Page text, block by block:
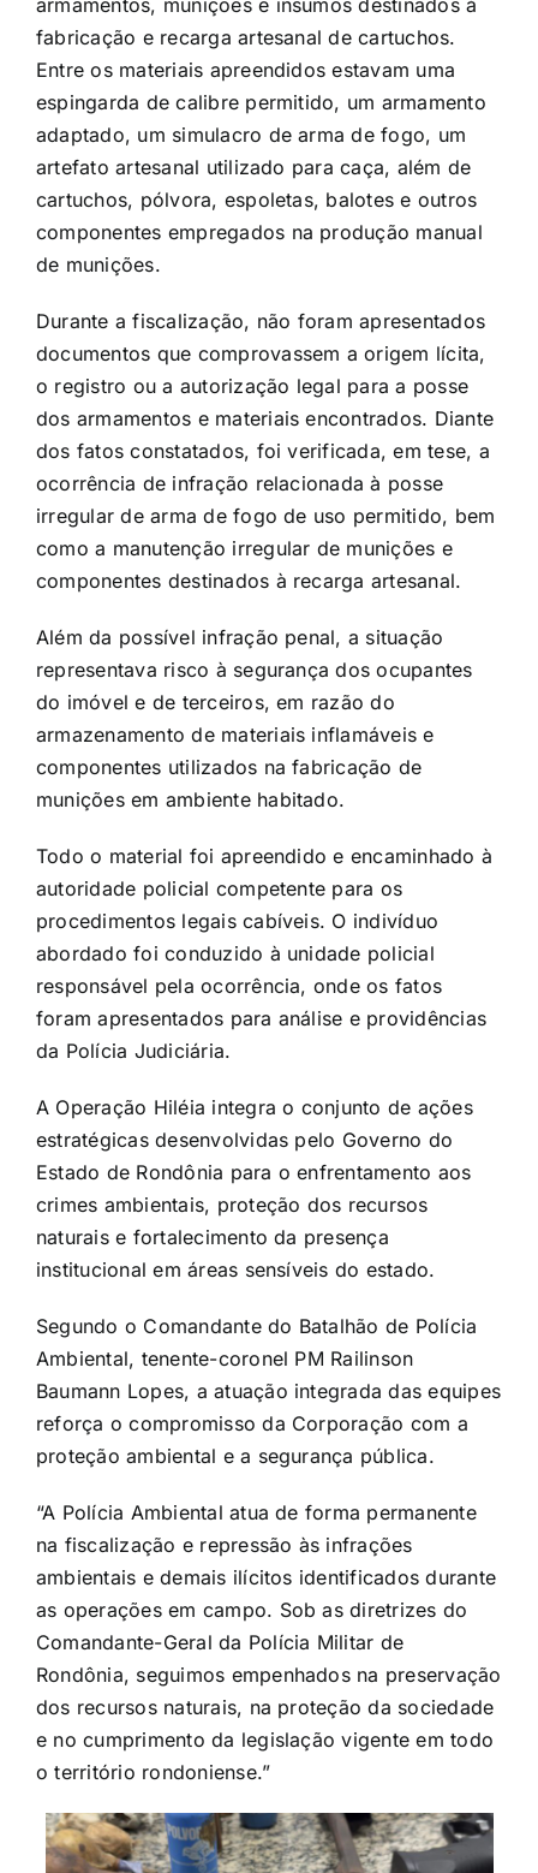
fabricação e recarga artesanal de cartuchos.
Entre os materiais apreendidos estavam uma
espingarda de calibre permitido, um armamento
adaptado, um simulacro de arma de fogo, um
artefato artesanal utilizado para caça, além de
cartuchos, pólvora, espoletas, balotes e outros
componentes empregados na produção manual
de munições.
Durante a fiscalização, não foram apresentados
documentos que comprovassem a origem lícita,
o registro ou a autorização legal para a posse
dos armamentos e materiais encontrados. Diante
dos fatos constatados, foi verificada, em tese, a
ocorrência de infração relacionada à posse
irregular de arma de fogo de uso permitido, bem
como a manutenção irregular de munições e
componentes destinados à recarga artesanal.
Além da possível infração penal, a situação
representava risco à segurança dos ocupantes
do imóvel e de terceiros, em razão do
armazenamento de materiais inflamáveis e
componentes utilizados na fabricação de
munições em ambiente habitado.
Todo o material foi apreendido e encaminhado à
autoridade policial competente para os
procedimentos legais cabíveis. O indivíduo
abordado foi conduzido à unidade policial
responsável pela ocorrência, onde os fatos
foram apresentados para análise e providências
da Polícia Judiciária.
A Operação Hiléia integra o conjunto de ações
estratégicas desenvolvidas pelo Governo do
Estado de Rondônia para o enfrentamento aos
crimes ambientais, proteção dos recursos
naturais e fortalecimento da presença
institucional em áreas sensíveis do estado.
Segundo o Comandante do Batalhão de Polícia
Ambiental, tenente-coronel PM Railinson
Baumann Lopes, a atuação integrada das equipes
reforça o compromisso da Corporação com a
proteção ambiental e a segurança pública.
“A Polícia Ambiental atua de forma permanente
na fiscalização e repressão às infrações
ambientais e demais ilícitos identificados durante
as operações em campo. Sob as diretrizes do
Comandante-Geral da Polícia Militar de
Rondônia, seguimos empenhados na preservação
dos recursos naturais, na proteção da sociedade
e no cumprimento da legislação vigente em todo
o território rondoniense.”